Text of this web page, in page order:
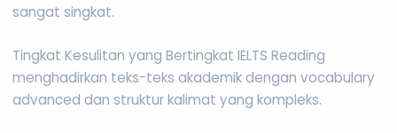
sangat singkat.
Tingkat Kesulitan yang Bertingkat IELTS Reading
menghadirkan teks-teks akademik dengan vocabulary
advanced dan struktur kalimat yang kompleks.